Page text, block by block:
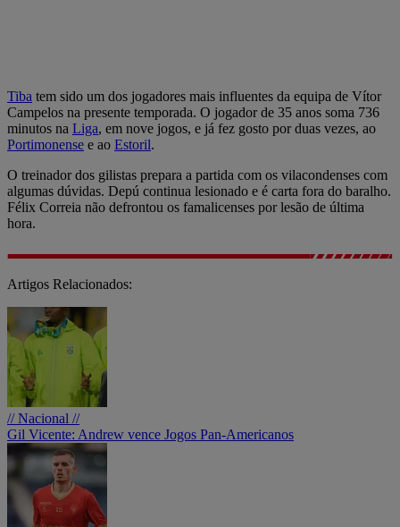
Tiba tem sido um dos jogadores mais influentes da equipa de Vítor
Campelos na presente temporada. O jogador de 35 anos soma 736
minutos na Liga, em nove jogos, e já fez gosto por duas vezes, ao
Portimonense e ao Estoril.
O treinador dos gilistas prepara a partida com os vilacondenses com
algumas dúvidas. Depú continua lesionado e é carta fora do baralho.
Félix Correia não defrontou os famalicenses por lesão de última
hora.
Artigos Relacionados:
// Nacional //
Gil Vicente: Andrew vence Jogos Pan-Americanos